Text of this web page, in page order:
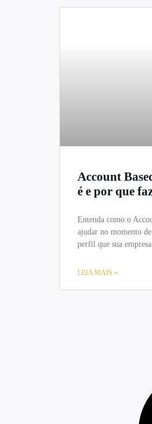
Account
é e por que
Entenda como o
ajudar no momento
perfil que sua empresa
LEIA MAIS »